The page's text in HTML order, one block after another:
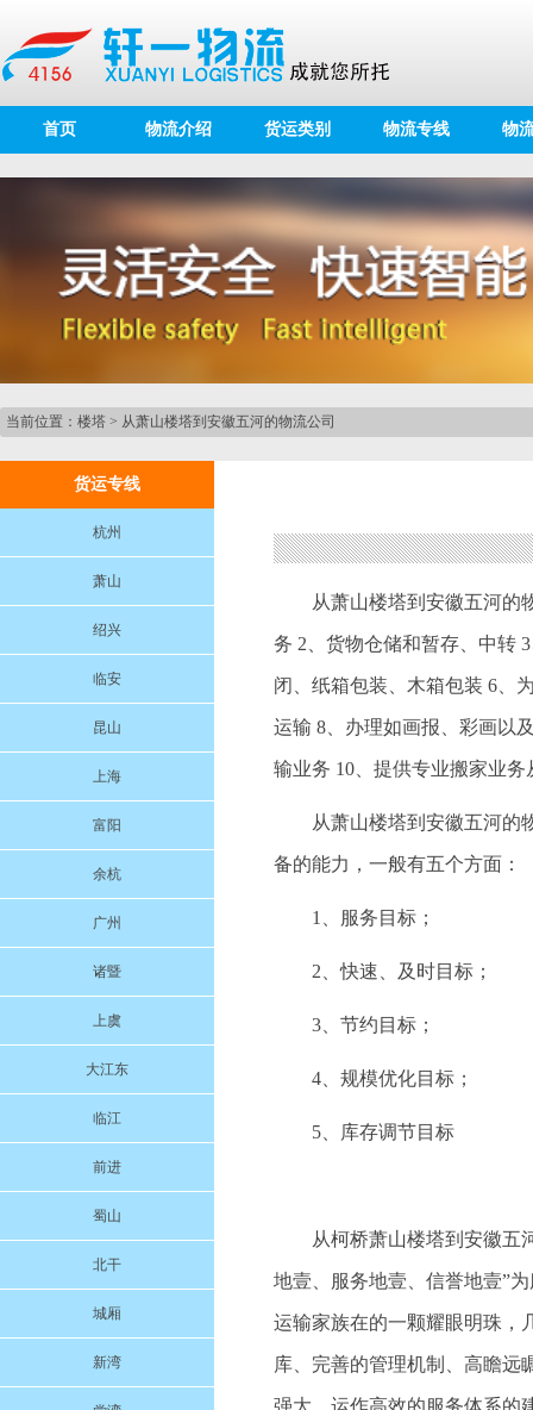
首页 物流介绍 货运类别 物流专线 物
当前位置： 楼塔 > 从萧山楼塔到安徽五河的物流公司
货运专线
杭州
萧山
绍兴
临安
昆山
上海
富阳
余杭
广州
诸暨
上虞
大江东
临江
前进
蜀山
北干
城厢
新湾
从萧山楼塔到安徽五河的
务 2、货物仓储和暂存、中转
闭、纸箱包装、木箱包装 6、
运输 8、办理如画报、彩画以
输业务 10、提供专业搬家业
从萧山楼塔到安徽五河的
备的能力，一般有五个方面：
1、服务目标；
2、快速、及时目标；
3、节约目标；
4、规模优化目标；
5、库存调节目标
从柯桥萧山楼塔到安徽五
地壹、服务地壹、信誉地壹”
运输家族在的一颗耀眼明珠，
库、完善的管理机制、高瞻远
强大、运作高效的服务体系的